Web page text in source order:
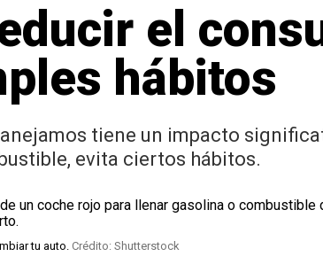
el
hábitos
tiene un impacto
evita ciertos hábitos.
tu auto. Crédito: Shutterstock